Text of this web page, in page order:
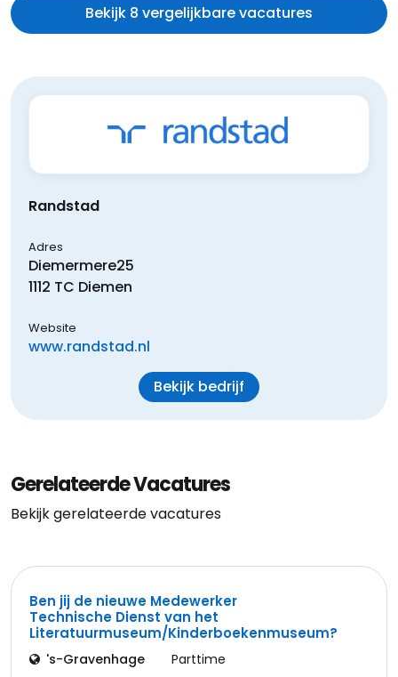
Bekijk 8 vergelijkbare vacatures
Randstad
Adres
Diemermere25
1112 TC Diemen
Website
www.randstad.nl
Bekijk bedrijf
Gerelateerde Vacatures
Bekijk gerelateerde vacatures
Ben jij de nieuwe Medewerker
Technische Dienst van het
Literatuurmuseum/Kinderboekenmuseum?
's-Gravenhage Parttime